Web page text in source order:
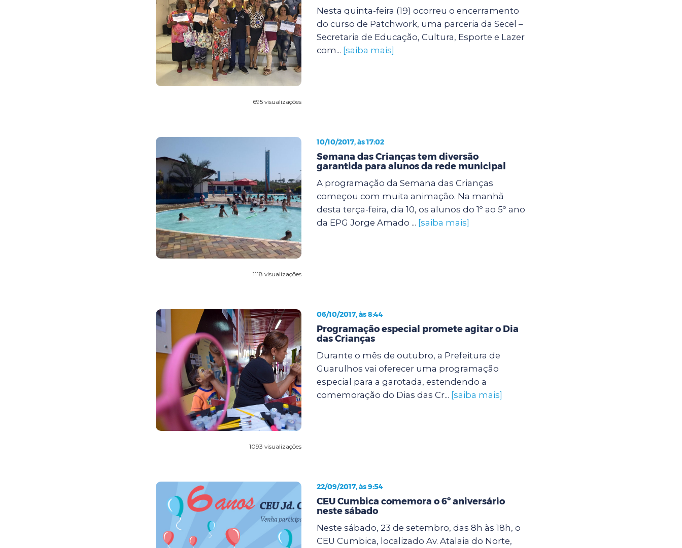
695 visualizações
Nesta quinta-feira (19) ocorreu o encerramento
do curso de Patchwork, uma parceria da Secel –
Secretaria de Educação, Cultura, Esporte e Lazer
com... [saiba mais]
1118 visualizações
10/10/2017, às 17:02
Semana das Crianças tem diversão
garantida para alunos da rede municipal
A programação da Semana das Crianças
começou com muita animação. Na manhã
desta terça-feira, dia 10, os alunos do 1º ao 5º ano
da EPG Jorge Amado ... [saiba mais]
1093 visualizações
06/10/2017, às 8:44
Programação especial promete agitar o Dia
das Crianças
Durante o mês de outubro, a Prefeitura de
Guarulhos vai oferecer uma programação
especial para a garotada, estendendo a
comemoração do Dias das Cr... [saiba mais]
22/09/2017, às 9:54
CEU Cumbica comemora o 6º aniversário
neste sábado
Neste sábado, 23 de setembro, das 8h às 18h, o
CEU Cumbica, localizado Av. Atalaia do Norte,